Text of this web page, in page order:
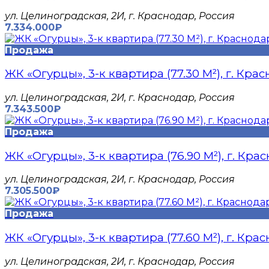
​ул. Целиноградская, 2И, г. Краснодар, Россия
7.334.000₽
Продажа
ЖК «Огурцы», 3-к квартира (77.30 М²), г.
​ул. Целиноградская, 2И, г. Краснодар, Россия
7.343.500₽
Продажа
ЖК «Огурцы», 3-к квартира (76.90 М²), г.
​ул. Целиноградская, 2И, г. Краснодар, Россия
7.305.500₽
Продажа
ЖК «Огурцы», 3-к квартира (77.60 М²), г.
​ул. Целиноградская, 2И, г. Краснодар, Россия